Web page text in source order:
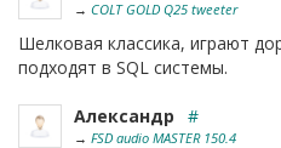
→ COLT GOLD Q25 tweeter
Шелковая классика, играют
подходят в SQL системы.
Александр #
→ FSD audio MASTER 150.4